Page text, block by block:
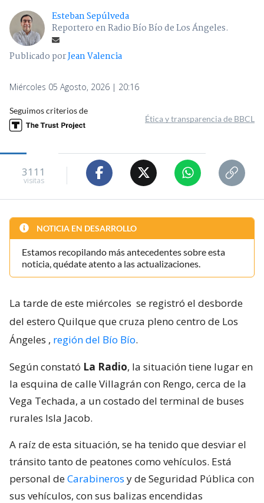
Esteban Sepúlveda
Reportero en Radio Bío Bío de Los Ángeles.
Publicado porJean Valencia
Miércoles 05 Agosto, 2026 | 20:16
Seguimos criterios de
Ética y transparencia de BBCL
3111
visitas
NOTICIA EN DESARROLLO
Estamos recopilando más antecedentes sobre esta
noticia, quédate atento a las actualizaciones.
La tarde de este miércoles se registró el desborde
del estero Quilque que cruza pleno centro de Los
Ángeles , región del Bío Bío.
Según constató La Radio, la situación tiene lugar en
la esquina de calle Villagrán con Rengo, cerca de la
Vega Techada, a un costado del terminal de buses
rurales Isla Jacob.
A raíz de esta situación, se ha tenido que desviar el
tránsito tanto de peatones como vehículos. Está
personal deCarabineros y de Seguridad Pública con
sus vehículos, con sus balizas encendidas